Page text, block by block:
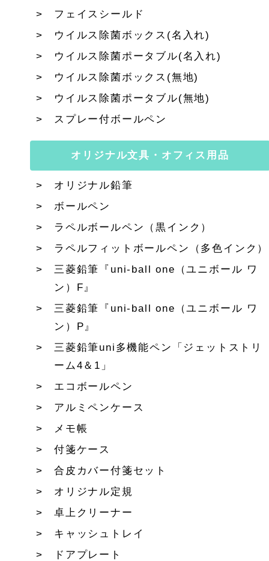
フェイスシールド
ウイルス除菌ボックス(名入れ)
ウイルス除菌ポータブル(名入れ)
ウイルス除菌ボックス(無地)
ウイルス除菌ポータブル(無地)
スプレー付ボールペン
オリジナル文具・オフィス用品
オリジナル鉛筆
ボールペン
ラペルボールペン（黒インク）
ラペルフィットボールペン（多色インク）
三菱鉛筆『uni-ball one（ユニボール ワ
ン）F』
三菱鉛筆『uni-ball one（ユニボール ワ
ン）P』
三菱鉛筆uni多機能ペン「ジェットストリ
ーム4＆1」
エコボールペン
アルミペンケース
メモ帳
付箋ケース
合皮カバー付箋セット
オリジナル定規
卓上クリーナー
キャッシュトレイ
ドアプレート